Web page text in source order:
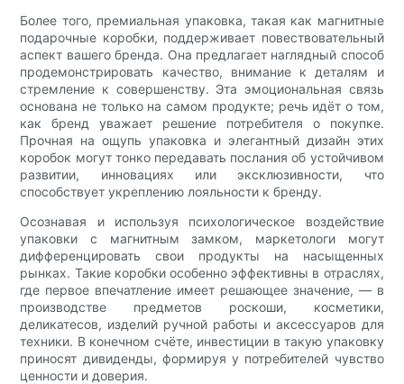
Более того, премиальная упаковка, такая как магнитные
подарочные коробки, поддерживает повествовательный
аспект вашего бренда. Она предлагает наглядный способ
продемонстрировать качество, внимание к деталям и
стремление к совершенству. Эта эмоциональная связь
основана не только на самом продукте; речь идёт о том,
как бренд уважает решение потребителя о покупке.
Прочная на ощупь упаковка и элегантный дизайн этих
коробок могут тонко передавать послания об устойчивом
развитии, инновациях или эксклюзивности, что
способствует укреплению лояльности к бренду.
Осознавая и используя психологическое воздействие
упаковки с магнитным замком, маркетологи могут
дифференцировать свои продукты на насыщенных
рынках. Такие коробки особенно эффективны в отраслях,
где первое впечатление имеет решающее значение, — в
производстве предметов роскоши, косметики,
деликатесов, изделий ручной работы и аксессуаров для
техники. В конечном счёте, инвестиции в такую ​​упаковку
приносят дивиденды, формируя у потребителей чувство
ценности и доверия.